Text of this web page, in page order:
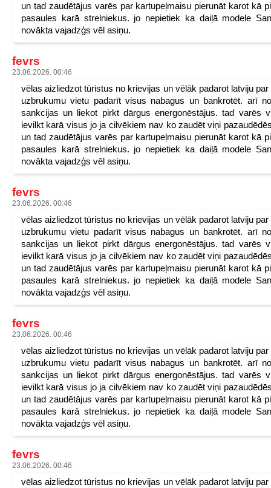
un tad zaudētājus varēs par kartupeļmaisu pierunāt karot kā
pasaules karā strelniekus. jo nepietiek ka daiļā modele
novākta vajadzģs vēl asiņu.
fevrs
23.06.2026. 00:46
vēlas aizliedzot tūristus no krievijas un vēlāk padarot latviju par
uzbrukumu vietu padarīt visus nabagus un bankrotēt. arī
sankcijas un liekot pirkt dārgus energonēstājus. tad varēs
ievilkt karā visus jo ja cilvēkiem nav ko zaudēt viņi
un tad zaudētājus varēs par kartupeļmaisu pierunāt karot kā
pasaules karā strelniekus. jo nepietiek ka daiļā modele
novākta vajadzģs vēl asiņu.
fevrs
23.06.2026. 00:46
vēlas aizliedzot tūristus no krievijas un vēlāk padarot latviju par
uzbrukumu vietu padarīt visus nabagus un bankrotēt. arī
sankcijas un liekot pirkt dārgus energonēstājus. tad varēs
ievilkt karā visus jo ja cilvēkiem nav ko zaudēt viņi
un tad zaudētājus varēs par kartupeļmaisu pierunāt karot kā
pasaules karā strelniekus. jo nepietiek ka daiļā modele
novākta vajadzģs vēl asiņu.
fevrs
23.06.2026. 00:46
vēlas aizliedzot tūristus no krievijas un vēlāk padarot latviju par
uzbrukumu vietu padarīt visus nabagus un bankrotēt. arī
sankcijas un liekot pirkt dārgus energonēstājus. tad varēs
ievilkt karā visus jo ja cilvēkiem nav ko zaudēt viņi
un tad zaudētājus varēs par kartupeļmaisu pierunāt karot kā
pasaules karā strelniekus. jo nepietiek ka daiļā modele
novākta vajadzģs vēl asiņu.
fevrs
23.06.2026. 00:46
vēlas aizliedzot tūristus no krievijas un vēlāk padarot latviju par